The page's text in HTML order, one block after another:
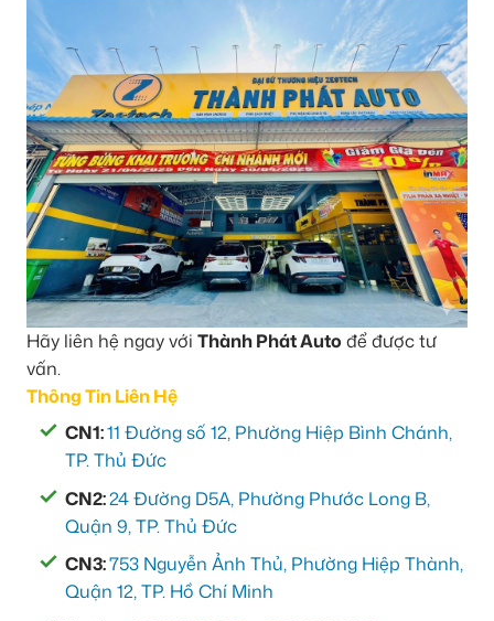
Hãy liên hệ ngay với Thành Phát Auto để được tư
vấn.
Thông Tin Liên Hệ
CN1:11 Đường số 12, Phường Hiệp Bình Chánh,
TP. Thủ Đức
CN2:24 Đường D5A, Phường Phước Long B,
Quận 9, TP. Thủ Đức
CN3:753 Nguyễn Ảnh Thủ, Phường Hiệp Thành,
Quận 12, TP. Hồ Chí Minh